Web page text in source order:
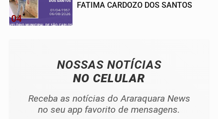
04
FATIMA CARDOZO DOS SANTOS
NOSSAS NOTÍCIAS
NO CELULAR
Receba as notícias do Araraquara News
no seu app favorito de mensagens.